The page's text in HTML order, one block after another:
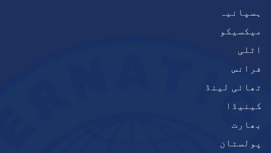
ہسپانیہ
میکسیکو
اٹلی
فرانس
تھائی لینڈ
کینیڈا
بھارت
پولستان